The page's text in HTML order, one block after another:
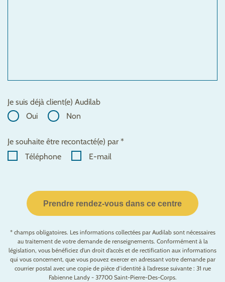
Je suis déjà client(e) Audilab
Oui
Non
Je souhaite être recontacté(e) par *
Téléphone
E-mail
Prendre rendez-vous dans ce centre
* champs obligatoires. Les informations collectées par Audilab sont nécessaires
au traitement de votre demande de renseignements. Conformément à la
législation, vous bénéficiez d’un droit d’accès et de rectification aux informations
qui vous concernent, que vous pouvez exercer en adressant votre demande par
courrier postal avec une copie de pièce d’identité à l’adresse suivante : 31 rue
Fabienne Landy - 37700 Saint-Pierre-Des-Corps.